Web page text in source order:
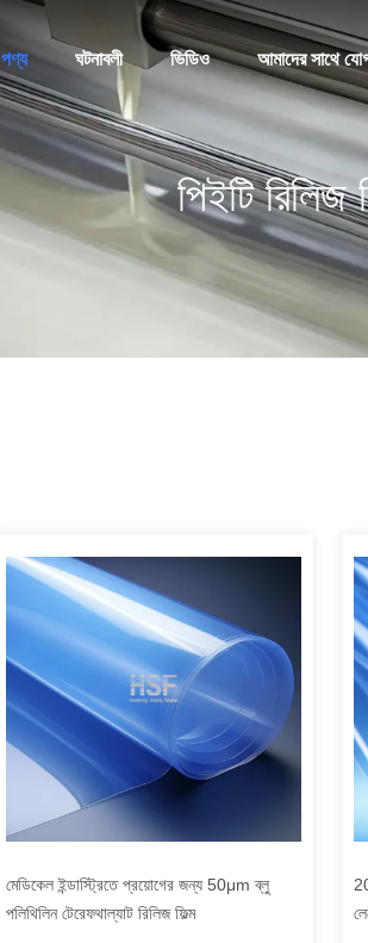
পণ্য ঘটনাবলী ভিডিও আমাদের সাথে
পিইটি রিলিজ
মেডিকেল ইন্ডাস্ট্রিতে প্রয়োগের জন্য 50μm ব্লু
পলিথিলিন টেরেফথাল্যাট রিলিজ ফিল্ম